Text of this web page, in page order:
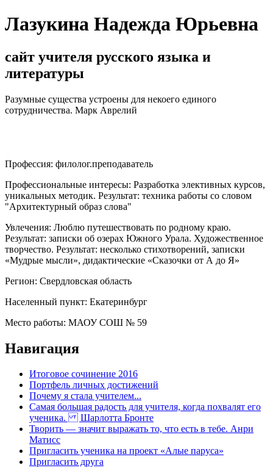
Лазукина Надежда Юрьевна
сайт учителя русского языка и
литературы
Разумные существа устроены для некоего единого
сотрудничества. Марк Аврелий
Профессия: филолог.преподаватель
Профессиональные интересы: Разработка элективных курсов,
уникальных методик. Результат: техника работы со словом
"Архитектурный образ слова"
Увлечения: Люблю путешествовать по родному краю.
Результат: записки об озерах Южного Урала. Художественное
творчество. Результат: несколько стихотворений, записки
«Мудрые мысли», дидактические «Сказочки от А до Я»
Регион: Свердловская область
Населенный пункт: Екатеринбург
Место работы: МАОУ СОШ № 59
Навигация
Итоговое сочинение 2016
Портфель личных достижений
Почему я стала учителем...
Самая большая радость для учителя, когда похвалят его
ученика. Шарлотта Бронте
Творить — значит выражать то, что есть в тебе. Анри
Матисс
Пригласить ученика на проект «Алые паруса»
Пригласить друга